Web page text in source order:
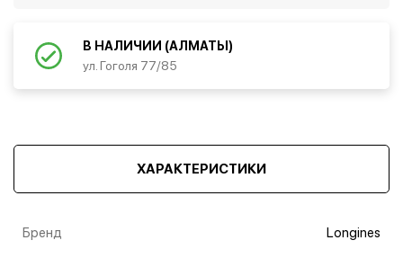
В НАЛИЧИИ (АЛМАТЫ)
ул. Гоголя 77/85
ХАРАКТЕРИСТИКИ
Бренд Longines